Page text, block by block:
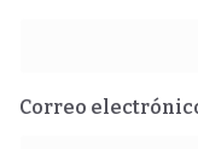
Correo